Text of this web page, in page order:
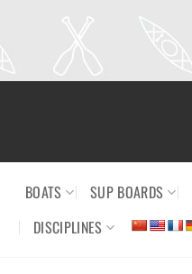
BOATS SUP BOARDS
DISCIPLINES